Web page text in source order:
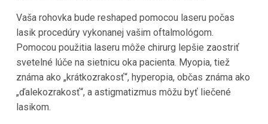
Vaša rohovka bude reshaped pomocou laseru počas
lasik procedúry vykonanej vašim oftalmológom.
Pomocou použitia laseru môže chirurg lepšie zaostriť
svetelné lúče na sietnicu oka pacienta. Myopia, tiež
známa ako „krátkozrakosť“, hyperopia, občas známa ako
„ďalekozrakosť“, a astigmatizmus môžu byť liečené
lasikom.